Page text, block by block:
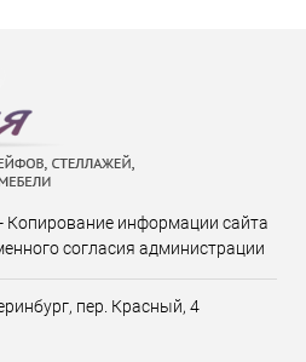
Копирование информации сайта
согласия администрации
пер. Красный, 4